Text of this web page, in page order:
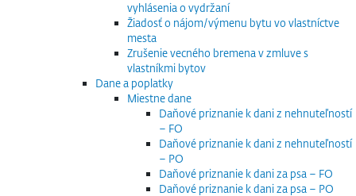
vyhlásenia o vydržaní
Žiadosť o nájom/výmenu bytu vo vlastníctve
mesta
Zrušenie vecného bremena v zmluve s
vlastníkmi bytov
Dane a poplatky
Miestne dane
Daňové priznanie k dani z nehnuteľností
– FO
Daňové priznanie k dani z nehnuteľností
– PO
Daňové priznanie k dani za psa – FO
Daňové priznanie k dani za psa – PO